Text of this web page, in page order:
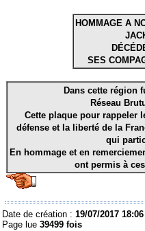
HOMMAGE A
SES
Dans cette région
Réseau
Cette plaque pour rappeler
défense et la liberté de la
qui
En hommage et en
ont permis à
Date de création :19/07/2017 18:06
Page lue39499 fois